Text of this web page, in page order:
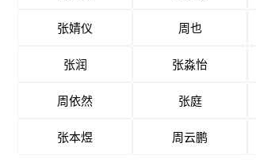
张婧仪 周也
张润 张淼怡
周依然 张庭
张本煜 周云鹏